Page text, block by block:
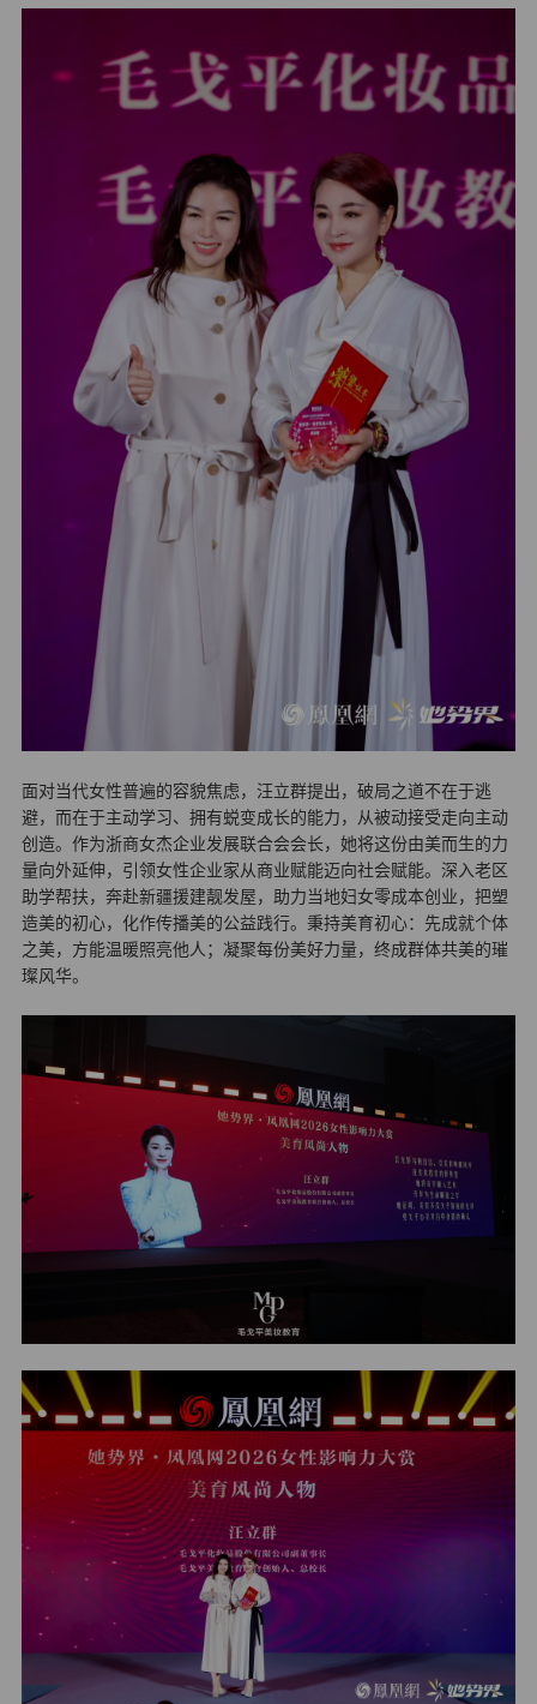
面对当代女性普遍的容貌焦虑，汪立群提出，破局之道不在于逃
避，而在于主动学习、拥有蜕变成长的能力，从被动接受走向主动
创造。作为浙商女杰企业发展联合会会长，她将这份由美而生的力
量向外延伸，引领女性企业家从商业赋能迈向社会赋能。深入老区
助学帮扶，奔赴新疆援建靓发屋，助力当地妇女零成本创业，把塑
造美的初心，化作传播美的公益践行。秉持美育初心：先成就个体
之美，方能温暖照亮他人；凝聚每份美好力量，终成群体共美的璀
璨风华。